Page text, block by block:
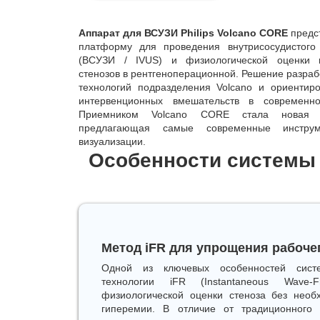
Аппарат для ВСУЗИ Philips Volcano CORE
платформу для проведения внутрисосудистого
(ВСУЗИ / IVUS) и физиологической оценки
стенозов в рентгеноперационной. Решение
технологий подразделения Volcano и
интервенционных вмешательств в
Приемником Volcano CORE стала
предлагающая самые современные
визуализации.
Особенности системы
Метод iFR для упрощения
Одной из ключевых особенностей
технологии iFR (Instantaneous
физиологической оценки стеноза без
гиперемии. В отличие от традиционного